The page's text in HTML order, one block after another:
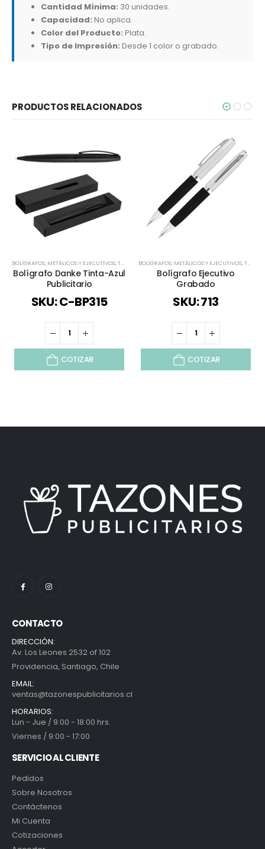
Cantidad Mínima: 30 unidades.
Capacidad: No aplica.
Color del Producto: Plata.
Tipo de Impresión: Desde 1 color o grabado.
PRODUCTOS RELACIONADOS
BOLÍGRAFOS, METÁLICOS Y EJECUTIVOS,TODOS
Bolígrafo Danke Tinta-Azul
Publicitario
SKU: C-BP315
COTIZAR
BOLÍGRAFOS, METÁLICOS Y EJECUTIVOS,TODOS
Bolígrafo Ejecutivo
Grabado
SKU: 713
COTIZAR
CONTACTO
DIRECCIÓN:
Av. Los Leones 2532 of 102
Providencia, Santiago, Chile
EMAIL:
ventas@tazonespublicitarios.cl
HORARIOS:
Lun - Jue / 9:00 - 18:00 hrs.
Viernes / 9:00 - 17:00
SERVICIO AL CLIENTE
Pedidos
Sobre Nosotros
Contáctenos
Mi Cuenta
Cotizaciones